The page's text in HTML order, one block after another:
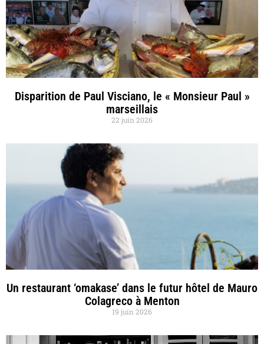
Disparition de Paul Visciano, le « Monsieur Paul »
marseillais
22 juin 2026
Un restaurant ‘omakase’ dans le futur hôtel de Mauro
Colagreco à Menton
19 juin 2026